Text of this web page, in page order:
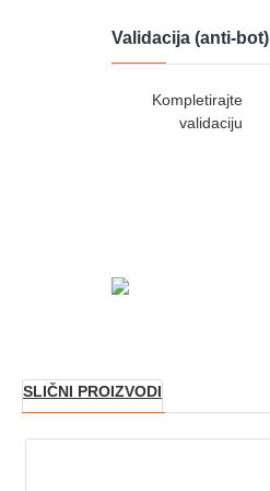
Validacija (anti-bot)
Kompletirajte
validaciju
SLIČNI PROIZVODI